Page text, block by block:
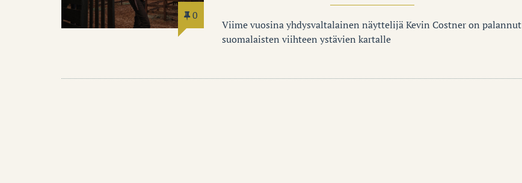
0
Viime vuosina yhdysvaltalainen näyttelijä Kevin Costner on palannut
suomalaisten viihteen ystävien kartalle